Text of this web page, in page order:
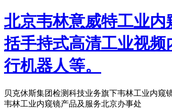
北京韦林意威特工业
括手持式高清工业视
行机器人等。
贝克休斯集团检测科技业务旗下韦林工业内窥
韦林工业内窥镜产品及服务北京办事处